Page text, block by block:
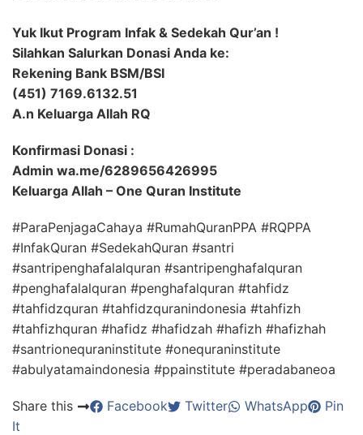
Yuk Ikut Program Infak & Sedekah Qur’an !
Silahkan Salurkan Donasi Anda ke:
Rekening Bank BSM/BSI
(451) 7169.6132.51
A.n Keluarga Allah RQ
Konfirmasi Donasi :
Admin wa.me/6289656426995
Keluarga Allah – One Quran Institute
#ParaPenjagaCahaya #RumahQuranPPA #RQPPA
#InfakQuran #SedekahQuran #santri
#santripenghafalalquran #santripenghafalquran
#penghafalalquran #penghafalquran #tahfidz
#tahfidzquran #tahfidzquranindonesia #tahfizh
#tahfizhquran #hafidz #hafidzah #hafizh #hafizhah
#santrionequraninstitute #onequraninstitute
#abulyatamaindonesia #ppainstitute #peradabaneoa
Share this Facebook Twitter WhatsApp
Pin
It